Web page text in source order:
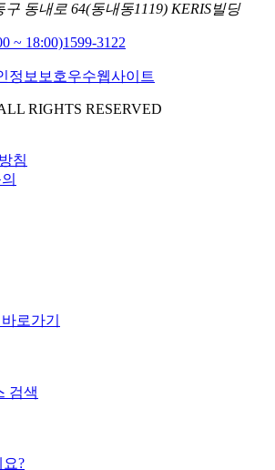
동내로 64(동내동1119) KERIS빌딩
~ 18:00)1599-3122
RIGHTS RESERVED
침
로가기
검색
요?